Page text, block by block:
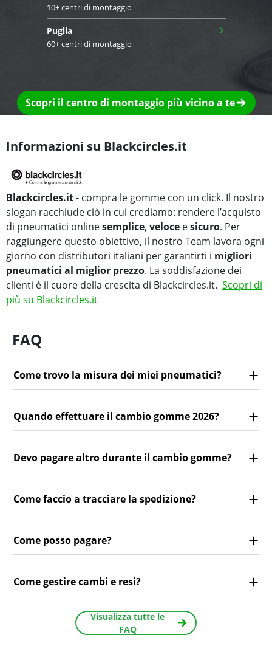
10+ centri di montaggio
Puglia
60+ centri di montaggio
›
Scopri il centro di montaggio più vicino a te
Informazioni su Blackcircles.it
Blackcircles.it- compra le gomme con un click. Il nostro
slogan racchiude ciò in cui crediamo: rendere l’acquisto
di pneumatici onlinesemplice, veloce esicuro. Per
raggiungere questo obiettivo, il nostro Team lavora ogni
giorno con distributori italiani per garantirti i migliori
pneumatici al miglior prezzo. La soddisfazione dei
clienti è il cuore della crescita di Blackcircles.it. Scopri di
più su Blackcircles.it
FAQ
Come trovo la misura dei miei pneumatici?
Quando effettuare il cambio gomme 2026?
Devo pagare altro durante il cambio gomme?
Come faccio a tracciare la spedizione?
Come posso pagare?
Come gestire cambi e resi?
Visualizza tutte le
FAQ